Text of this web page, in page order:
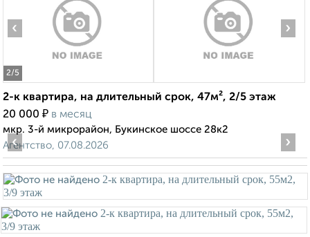
2/5
‹ ›
2-к квартира, на длительный срок, 47м², 2/5 этаж
20 000 ₽ в месяц
мкр. 3-й микрорайон, Букинское шоссе 28к2
Агентство, 07.08.2026
‹ ›